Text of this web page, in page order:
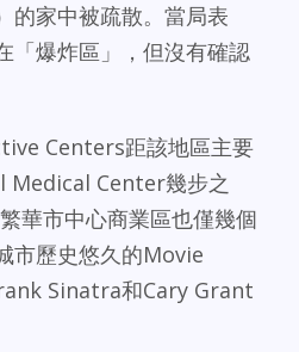
的家中被疏散。當局表
「爆炸區」，但沒有確認
Centers距該地區主要
Medical Center幾步之
華市中心商業區也僅幾個
市歷史悠久的Movie
Sinatra和Cary Grant